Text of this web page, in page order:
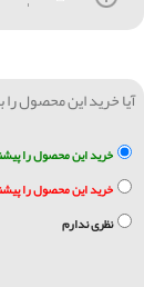
آیا خرید این محصول
خرید این محصول را
خرید این محصول را
نظری ندارم